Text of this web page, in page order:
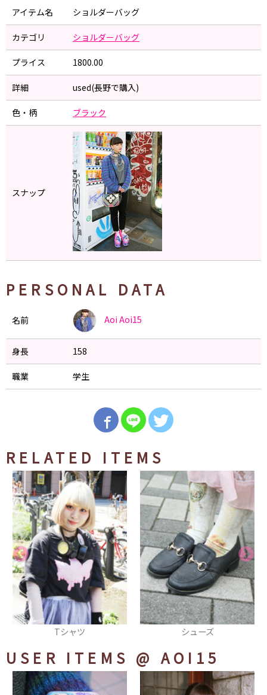
アイテム名 ショルダーバッグ
カテゴリ ショルダーバッグ
プライス 1800.00
詳細 used(長野で購入)
色・柄 ブラック
スナップ
PERSONAL DATA
名前 Aoi Aoi15
身長 158
職業 学生
RELATED ITEMS
Tシャツ シューズ
USER ITEMS @ AOI15